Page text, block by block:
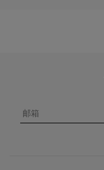
邮箱